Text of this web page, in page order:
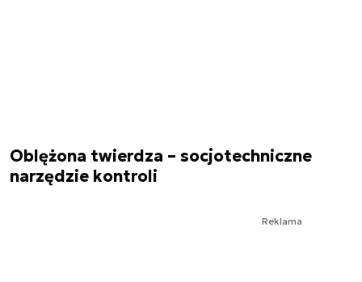
Oblężona twierdza – socjotechniczne
narzędzie kontroli
Reklama